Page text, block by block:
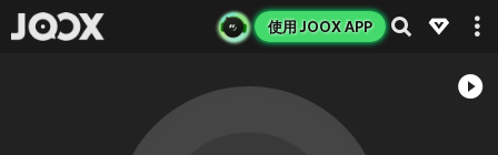
使用 JOOX APP